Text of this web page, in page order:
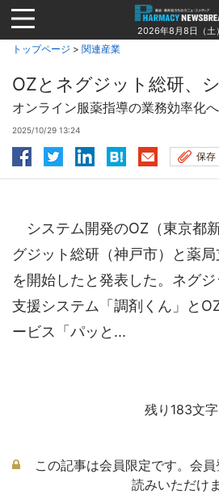
Jump
to
navigation
2026年8月8日（土）
トップページ > 関連産業
OZとネグジット総研、
オンライン服薬指導の業務効率化へ
2025/10/29 13:24
保存
システム開発のOZ（東京都
グジット総研（神戸市）と薬
を開始したと発表した。ネグ
支援システム「調剤くん」と
ービス「パッと...
残り183文字
この記事は会員限定です。会
読みいただけま